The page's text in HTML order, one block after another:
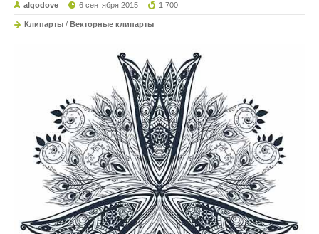
algodove 6 сентября 2015 1 700
Клипарты / Векторные клипарты